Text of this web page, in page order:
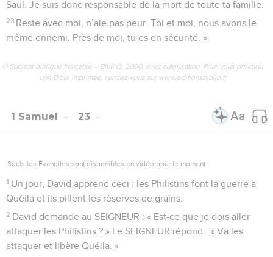
Saül. Je suis donc responsable de la mort de toute ta famille.
23 Reste avec moi, n’aie pas peur. Toi et moi, nous avons le
même ennemi. Près de moi, tu es en sécurité. »
© Société biblique française – Bibli’O, 2000, avec autorisation. Pour vous procurer
une Bible imprimée, rendez-vous sur www.editionsbiblio.fr
1 Samuel 23
Seuls les Évangiles sont disponibles en vidéo pour le moment.
1 Un jour, David apprend ceci : les Philistins font la guerre à
Quéila et ils pillent les réserves de grains.
2 David demande au SEIGNEUR : « Est-ce que je dois aller
attaquer les Philistins ? » Le SEIGNEUR répond : « Va les
attaquer et libère Quéila. »